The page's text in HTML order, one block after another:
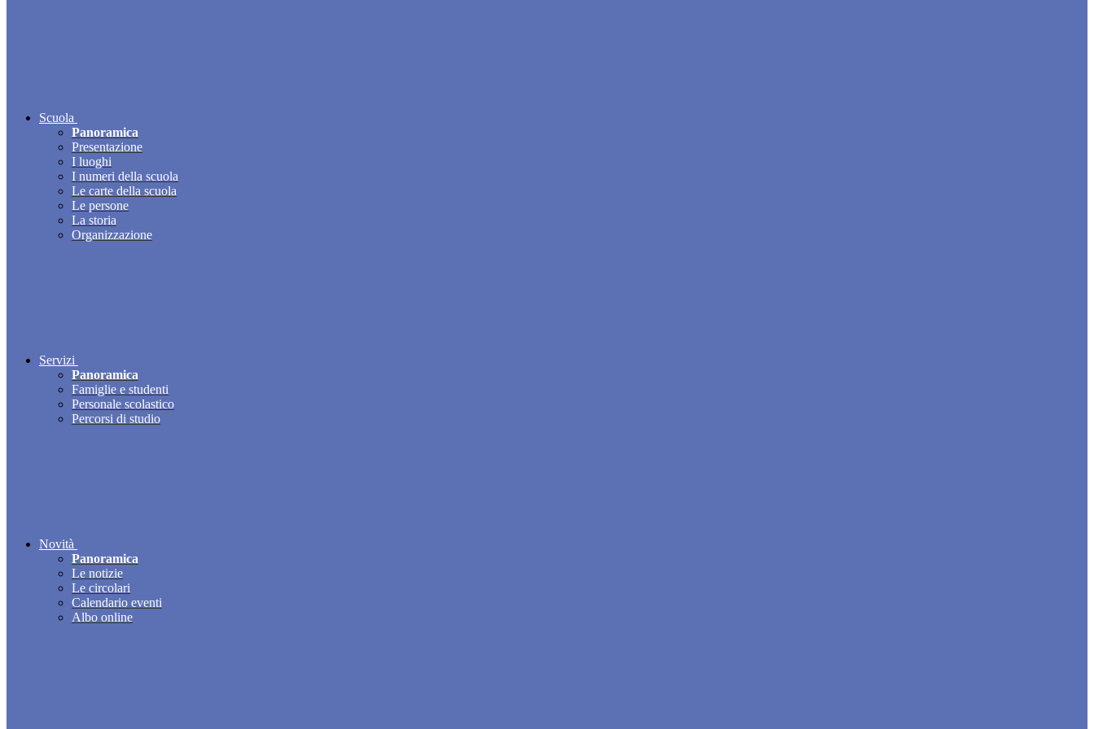
Scuola
Panoramica
Presentazione
I luoghi
I numeri della scuola
Le carte della scuola
Le persone
La storia
Organizzazione
Servizi
Panoramica
Famiglie e studenti
Personale scolastico
Percorsi di studio
Novità
Panoramica
Le notizie
Le circolari
Calendario eventi
Albo online